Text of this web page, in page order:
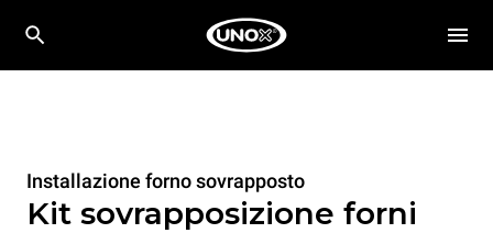
Installazione forno sovrapposto
Kit sovrapposizione forni